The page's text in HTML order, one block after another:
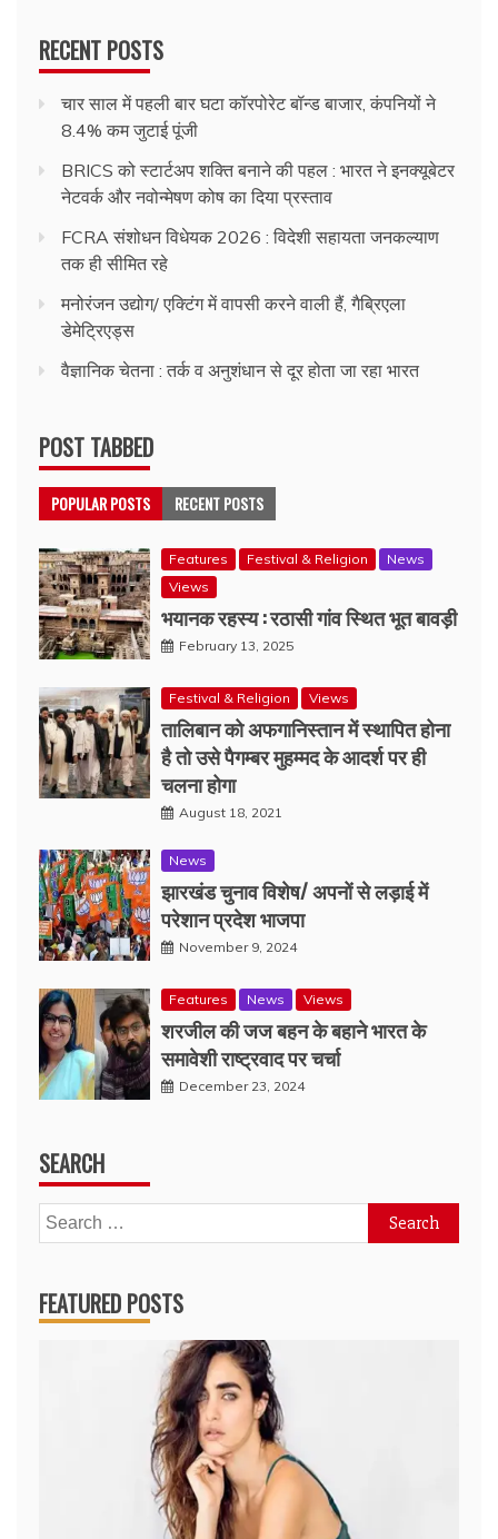
RECENT POSTS
चार साल में पहली बार घटा कॉरपोरेट बॉन्ड बाजार, कंपनियों ने
8.4% कम जुटाई पूंजी
BRICS को स्टार्टअप शक्ति बनाने की पहल : भारत ने इनक्यूबेटर
नेटवर्क और नवोन्मेषण कोष का दिया प्रस्ताव
FCRA संशोधन विधेयक 2026 : विदेशी सहायता जनकल्याण
तक ही सीमित रहे
मनोरंजन उद्योग/ एक्टिंग में वापसी करने वाली हैं, गैब्रिएला
डेमेट्रिएड्स
वैज्ञानिक चेतना : तर्क व अनुशंधान से दूर होता जा रहा भारत
POST TABBED
POPULAR POSTS RECENT POSTS
Features Festival & Religion
News
Views
भयानक रहस्य : रठासी गांव स्थित भूत बावड़ी
February 13, 2025
Festival & Religion Views
तालिबान को अफगानिस्तान में स्थापित होना
है तो उसे पैगम्बर मुहम्मद के आदर्श पर ही
चलना होगा
August 18, 2021
News
झारखंड चुनाव विशेष/ अपनों से लड़ाई में
परेशान प्रदेश भाजपा
November 9, 2024
Features News Views
शरजील की जज बहन के बहाने भारत के
समावेशी राष्ट्रवाद पर चर्चा
December 23, 2024
SEARCH
Search
for:
FEATURED POSTS